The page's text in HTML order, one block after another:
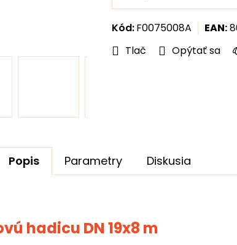
Tlač Opýtať sa
Kód:F0075008A EAN:
Popis Parametry Diskusia
hadicu DN 19x8 m